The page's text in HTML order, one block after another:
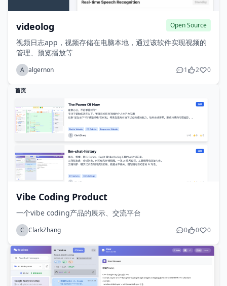
videolog Open Source
视频日志app，视频存储在电脑本地，通过该软件实现视频的
管理、预览播放等
A algernon 1 2 0
Vibe Coding Product
一个vibe coding产品的展示、交流平台
C ClarkZhang 0 0 0